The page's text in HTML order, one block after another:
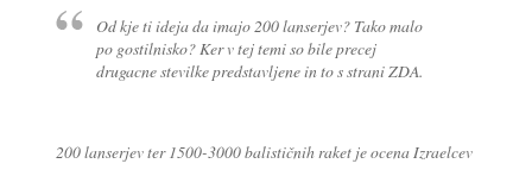
Od kje ti ideja da imajo 200 lanserjev? Tako malo
po gostilnisko? Ker v tej temi so bile precej
drugacne stevilke predstavljene in to s strani ZDA.
200 lanserjev ter 1500-3000 balističnih raket je ocena Izraelcev